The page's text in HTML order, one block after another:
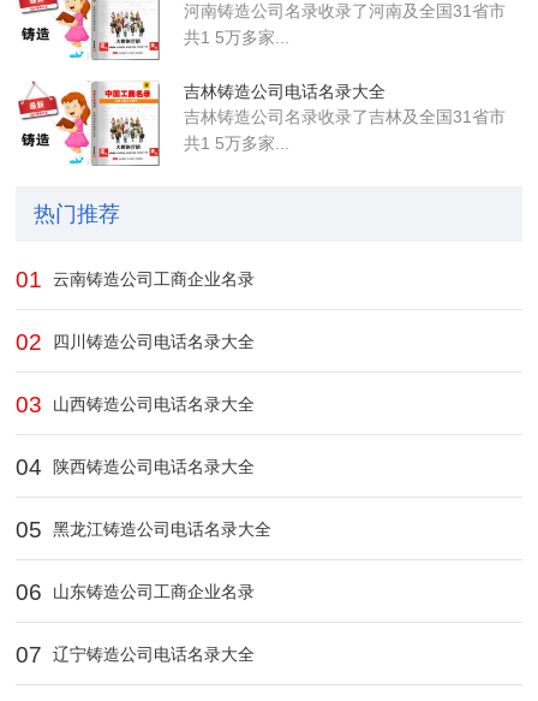
河南铸造公司名录收录了河南及全国31省市
共1 5万多家...
吉林铸造公司电话名录大全
吉林铸造公司名录收录了吉林及全国31省市
共1 5万多家...
热门推荐
01 云南铸造公司工商企业名录
02 四川铸造公司电话名录大全
03 山西铸造公司电话名录大全
04 陕西铸造公司电话名录大全
05 黑龙江铸造公司电话名录大全
06 山东铸造公司工商企业名录
07 辽宁铸造公司电话名录大全